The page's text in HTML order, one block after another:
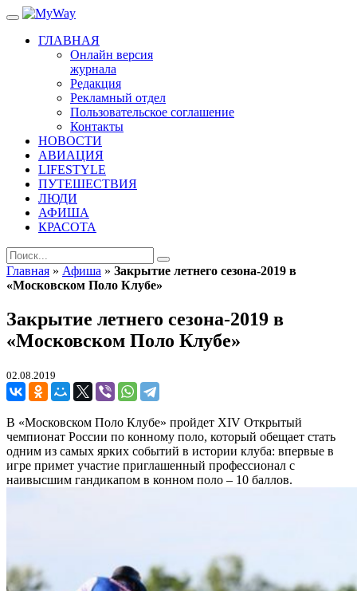
ГЛАВНАЯ
Онлайн версия
журнала
Редакция
Рекламный отдел
Пользовательское соглашение
Контакты
НОВОСТИ
АВИАЦИЯ
LIFESTYLE
ПУТЕШЕСТВИЯ
ЛЮДИ
АФИША
КРАСОТА
Главная » Афиша » Закрытие летнего сезона-2019 в
«Московском Поло Клубе»
Закрытие летнего сезона-2019 в
«Московском Поло Клубе»
02.08.2019
В «Московском Поло Клубе» пройдет XIV Открытый
чемпионат России по конному поло, который обещает стать
одним из самых ярких событий в истории клуба: впервые в
игре примет участие приглашенный профессионал с
наивысшим гандикапом в конном поло – 10 баллов.